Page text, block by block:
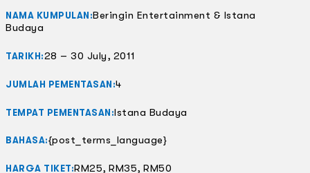
NAMA KUMPULAN:Beringin Entertainment & Istana
Budaya
TARIKH:28 – 30 July, 2011
JUMLAH PEMENTASAN:4
TEMPAT PEMENTASAN:Istana Budaya
BAHASA:{post_terms_language}
HARGA TIKET:RM25, RM35, RM50